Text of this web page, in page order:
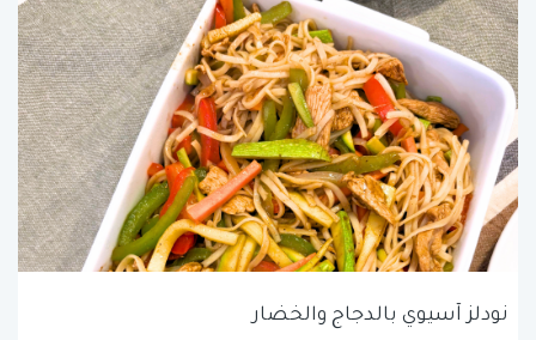
نودلز آسيوي بالدجاج والخضار